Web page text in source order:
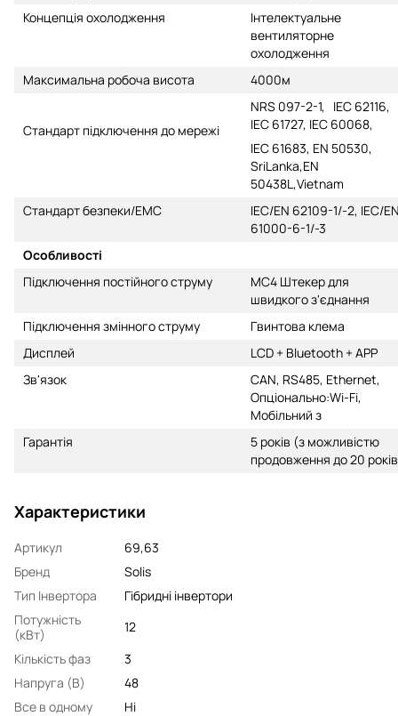
Концепція охолодження
Інтелектуальне
вентиляторне
охолодження
Максимальна робоча висота
4000м
Стандарт підключення до мережі
NRS 097-2-1, IEC 62116,
IEC 61727, IEC 60068,
IEC 61683, EN 50530,
SriLanka,EN
50438L,Vietnam
Стандарт безпеки/ЕМС
IEC/EN 62109-1/-2, IEC/
61000-6-1/-3
Особливості
Підключення постійного струму
MC4 Штекер для
швидкого з'єднання
Підключення змінного струму
Гвинтова клема
Дисплей
LCD + Bluetooth + APP
Зв'язок
CAN, RS485, Ethernet,
Опціонально:Wi-Fi,
Мобільний з
Гарантія
5 років (з можливістю
продовження до 20
Характеристики
Артикул
69,63
Бренд
Solis
Тип Інвертора
Гібридні інвертори
Потужність
(кВт)
12
Кількість фаз
3
Напруга (В)
48
Все в одному
Ні